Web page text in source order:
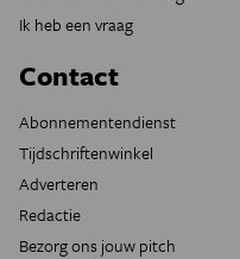
Ik heb een vraag
Contact
Abonnementendienst
Tijdschriftenwinkel
Adverteren
Redactie
Bezorg ons jouw pitch